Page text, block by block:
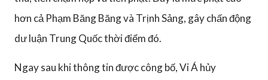
hơn cả Phạm Băng Băng và Trịnh Sảng, gây chấn động
dư luận Trung Quốc thời điểm đó.
Ngay sau khi thông tin được công bố, Vi Á hủy